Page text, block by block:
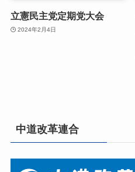
立憲民主党定期党大会
2024年2月4日
中道改革連合